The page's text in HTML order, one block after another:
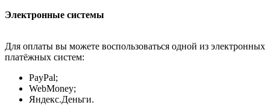
Электронные системы
Для оплаты вы можете воспользоваться одной из электронных
платёжных систем:
PayPal;
WebMoney;
Яндекс.Деньги.